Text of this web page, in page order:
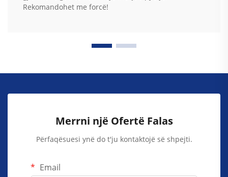
Rekomandohet me forcë!
Merrni një Ofertë Falas
Përfaqësuesi ynë do t'ju kontaktojë së shpejti.
Email